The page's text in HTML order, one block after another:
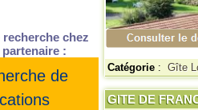
recherche chez
:
de
Catégorie : Gîte
GITE DE